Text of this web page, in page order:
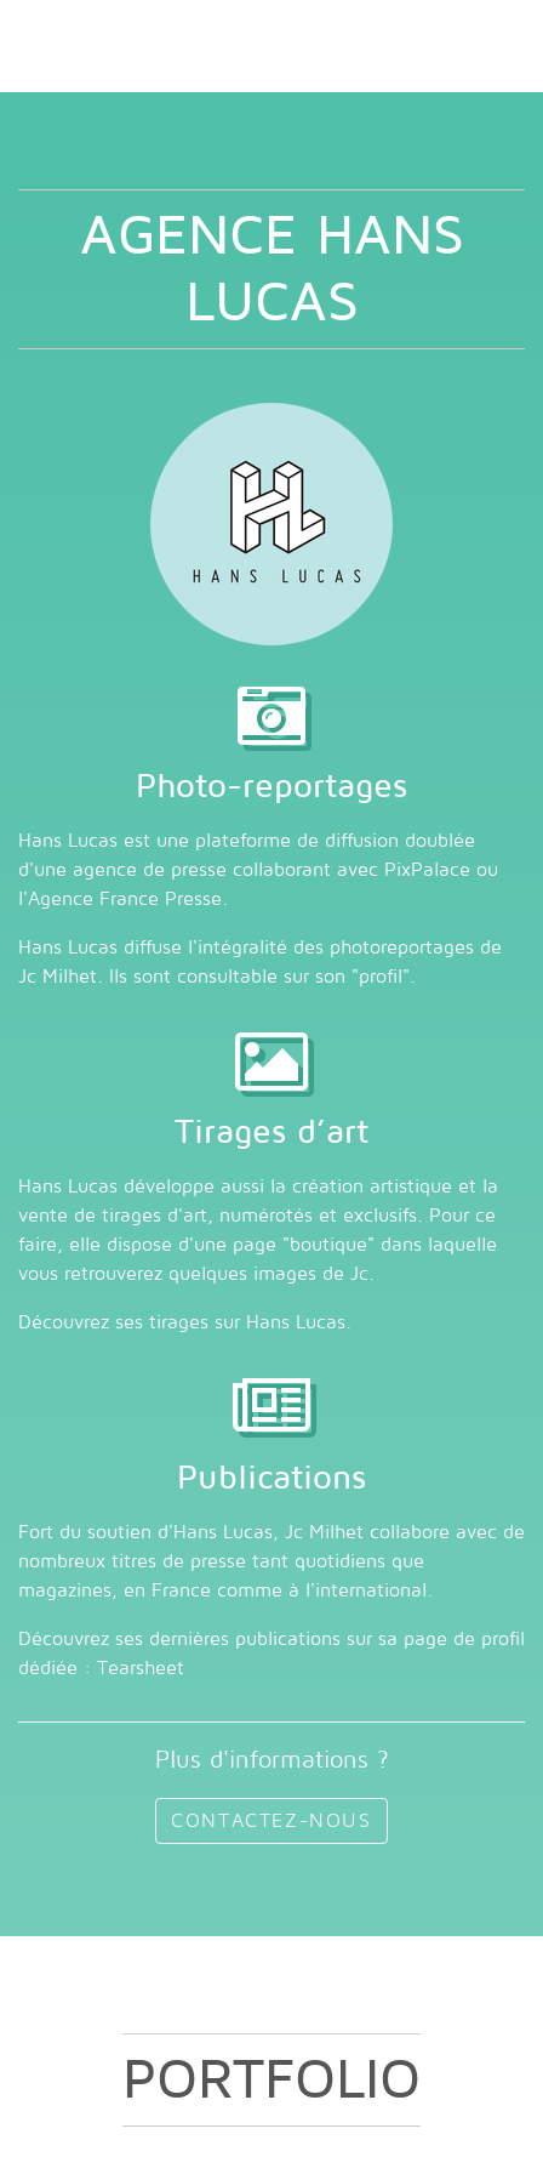
AGENCE HANS
LUCAS
Photo-reportages
Hans Lucas est une plateforme de diffusion doublée
d'une agence de presse collaborant avec PixPalace ou
l'Agence France Presse.
Hans Lucas diffuse l'intégralité des photoreportages de
Jc Milhet. Ils sont consultable sur son "profil".
Tirages d’art
Hans Lucas développe aussi la création artistique et la
vente de tirages d'art, numérotés et exclusifs. Pour ce
faire, elle dispose d'une page "boutique" dans laquelle
vous retrouverez quelques images de Jc.
Découvrez ses tirages sur Hans Lucas
Publications
Fort du soutien d'Hans Lucas, Jc Milhet collabore avec de
nombreux titres de presse tant quotidiens que
magazines, en France comme à l'international.
Découvrez ses dernières publications sur sa page de profil
dédiée : Tearsheet
Plus d'informations ?
CONTACTEZ-NOUS
PORTFOLIO